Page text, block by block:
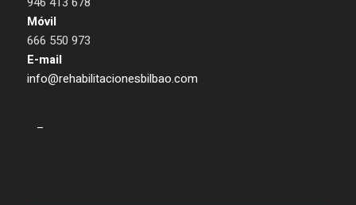
Móvil
666 550 973
E-mail
info@rehabilitacionesbilbao.com
–